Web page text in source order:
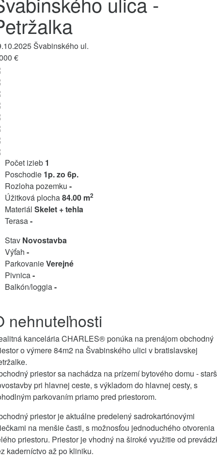
Švabinského ul.
€
Počet izieb 1
Poschodie 1p. zo 6p.
Rozloha pozemku -
Úžitková plocha84.00 m2
Materiál Skelet + tehla
Terasa-
Stav Novostavba
Výťah -
ParkovanieVerejné
Pivnica-
Balkón/loggia-
nehnuteľnosti
kancelária CHARLES® ponúka na prenájom obchodný
o výmere 84m2 na Švabinského ulici v bratislavskej
priestor sa nachádza na prízemí bytového domu -
pri hlavnej ceste, s výkladom do hlavnej cesty, s
parkovaním priamo pred priestorom.
priestor je aktuálne predelený sadrokartónovými
na menšie časti, s možnosťou jednoduchého otvorenia
priestoru. Priestor je vhodný na široké využitie od
kaderníctvo až po kliniku.